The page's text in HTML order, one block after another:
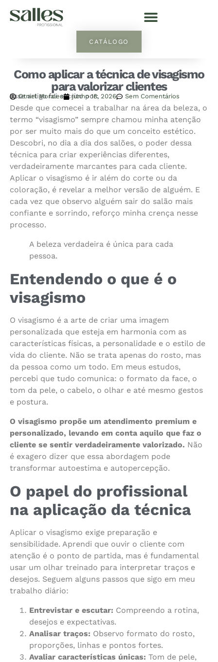
CATÁLOGO
Como aplicar a técnica de visagismo
para valorizar clientes
Esse artigo foi escrito por:
Otniel Morales junho 18, 2026 Sem Comentários
Desde que comecei a trabalhar na área da beleza, o
termo “visagismo” sempre chamou minha atenção
por ser muito mais do que um conceito estético.
Descobri, no dia a dia dos salões, o poder dessa
técnica para criar experiências diferentes,
verdadeiramente marcantes para cada cliente.
Aplicar o visagismo é ir além do corte ou da
coloração, é revelar a melhor versão de alguém. E
cada vez que observo alguém sair do salão mais
confiante e sorrindo, reforço minha crença nesse
processo.
A beleza verdadeira é única para cada
pessoa.
Entendendo o que é o
visagismo
O visagismo é a arte de criar uma imagem
personalizada que esteja em harmonia com as
características físicas, a personalidade e o estilo de
vida do cliente. Não se trata apenas do rosto, mas
da pessoa como um todo. Em meus estudos,
percebi que tudo comunica: o formato da face, o
tom da pele, o cabelo, o olhar e até mesmo gestos
e postura.
O visagismo propõe um atendimento premium e
personalizado, levando em conta aquilo que faz o
cliente se sentir verdadeiramente valorizado. Não
é exagero dizer que essa abordagem pode
transformar autoestima e autopercepção.
O papel do profissional
na aplicação da técnica
Aplicar o visagismo exige preparação e
sensibilidade. Aprendi que ouvir o cliente com
atenção é o ponto de partida, mas é fundamental
usar um olhar treinado para interpretar traços e
desejos. Seguem alguns passos que sigo em meu
trabalho diário:
Entrevistar e escutar: Compreendo a rotina,
desejos e expectativas.
Analisar traços: Observo formato do rosto,
proporções, linhas e pontos fortes.
Avaliar características únicas: Tom de pele,